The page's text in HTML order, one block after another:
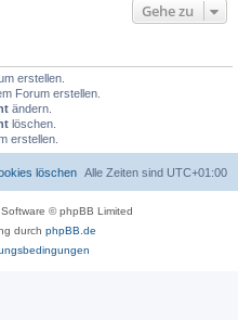
Gehe zu
erstellen.
Forum erstellen.
ändern.
löschen.
erstellen.
Alle Zeiten sind UTC+01:00
löschen
© phpBB Limited
durch phpBB.de